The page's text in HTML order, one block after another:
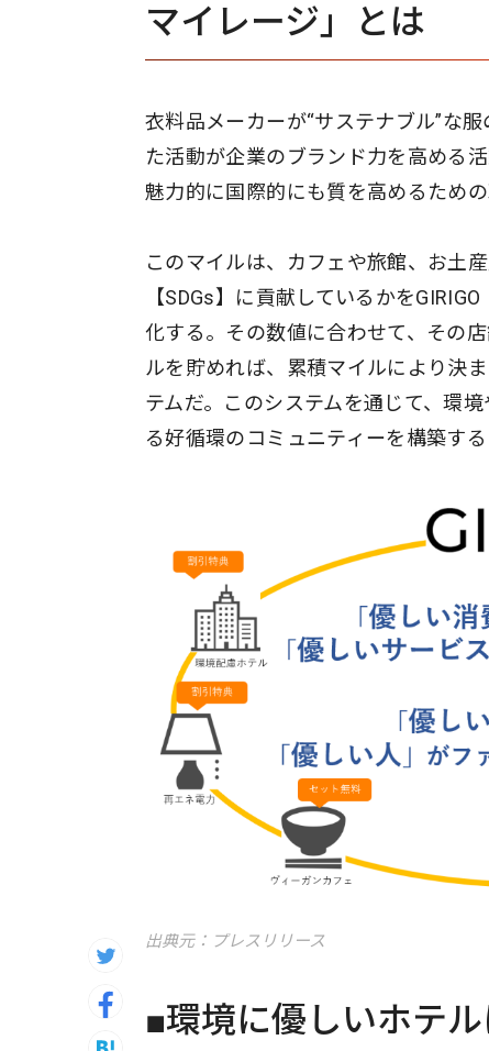
マイレージ」とは
衣料品メーカーが“サステナブル”な
た活動が企業のブランド力を高める
魅力的に国際的にも質を高めるため
このマイルは、カフェや旅館、お土
【SDGs】に貢献しているかを
化する。その数値に合わせて、その
ルを貯めれば、累積マイルにより決
テムだ。このシステムを通じて、環
る好循環のコミュニティーを構築する
出典元：プレスリリース
■環境に優しいホテ